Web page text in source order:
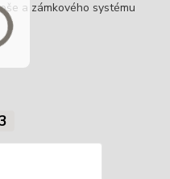
a zámkového systému